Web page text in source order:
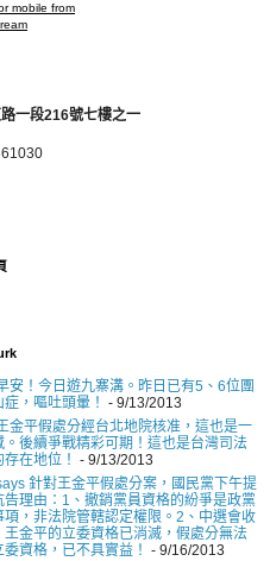
mobile from
一段216號七樓之一
安！今日遊九寨溝。昨日已有5、6位團
，嘔吐頭暈！ - 9/13/2013
金平假處分經台北地院核准，這也是一
。後續爭戰精彩可期！這也是台灣司法
在地位！ - 9/13/2013
針對王金平假處分案，國民黨下午提
告理由：1、撤銷黨員資格的紛爭是政黨
項，非法院管轄認定權限。2、中選會收
王金平的立委資格已消滅，假處分無法
資格，已不具實益！ - 9/16/2013